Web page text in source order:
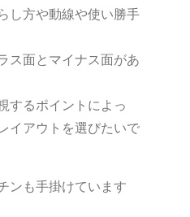
し方や動線や使い勝手
ス面とマイナス面があ
するポイントによっ
イアウトを選びたいで
ンも手掛けています